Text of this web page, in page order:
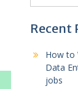
Recent
How to
Data
jobs